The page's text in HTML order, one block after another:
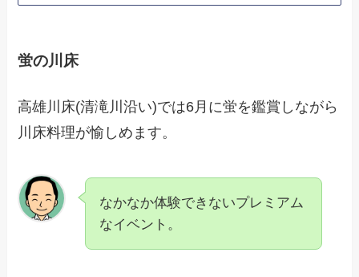
蛍の川床
高雄川床(清滝川沿い)では6月に蛍を鑑賞しながら
川床料理が愉しめます。
なかなか体験できないプレミアム
なイベント。